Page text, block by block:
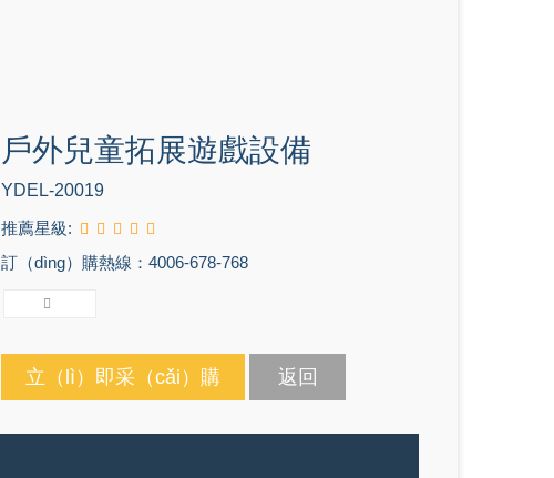
戶外兒童拓展遊戲設備
YDEL-20019
推薦星級:
訂（dìng）購熱線：4006-678-768
立（lì）即采（cǎi）購 返回